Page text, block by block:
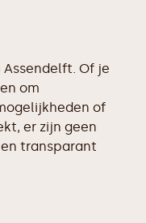
Of je
om
of
er zijn geen
transparant